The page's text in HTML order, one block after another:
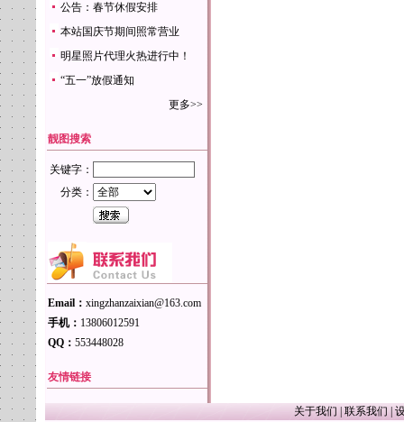
公告：春节休假安排
本站国庆节期间照常营业
明星照片代理火热进行中！
“五一”放假通知
更多>>
靓图搜索
关键字：
分类：
Email： xingzhanzaixian@163.com
手机： 13806012591
QQ： 553448028
友情链接
关于我们 联系我们